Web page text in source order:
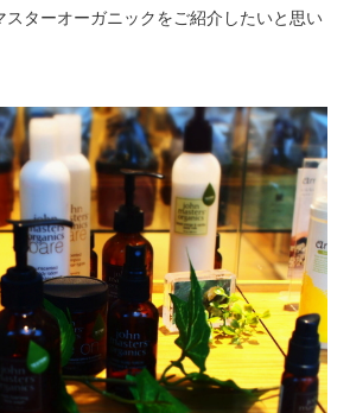
スターオーガニックをご紹介したいと思い